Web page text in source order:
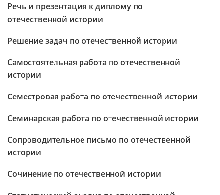
Речь и презентация к диплому по
отечественной истории
Решение задач по отечественной истории
Самостоятельная работа по отечественной
истории
Семестровая работа по отечественной истории
Семинарская работа по отечественной истории
Сопроводительное письмо по отечественной
истории
Сочинение по отечественной истории